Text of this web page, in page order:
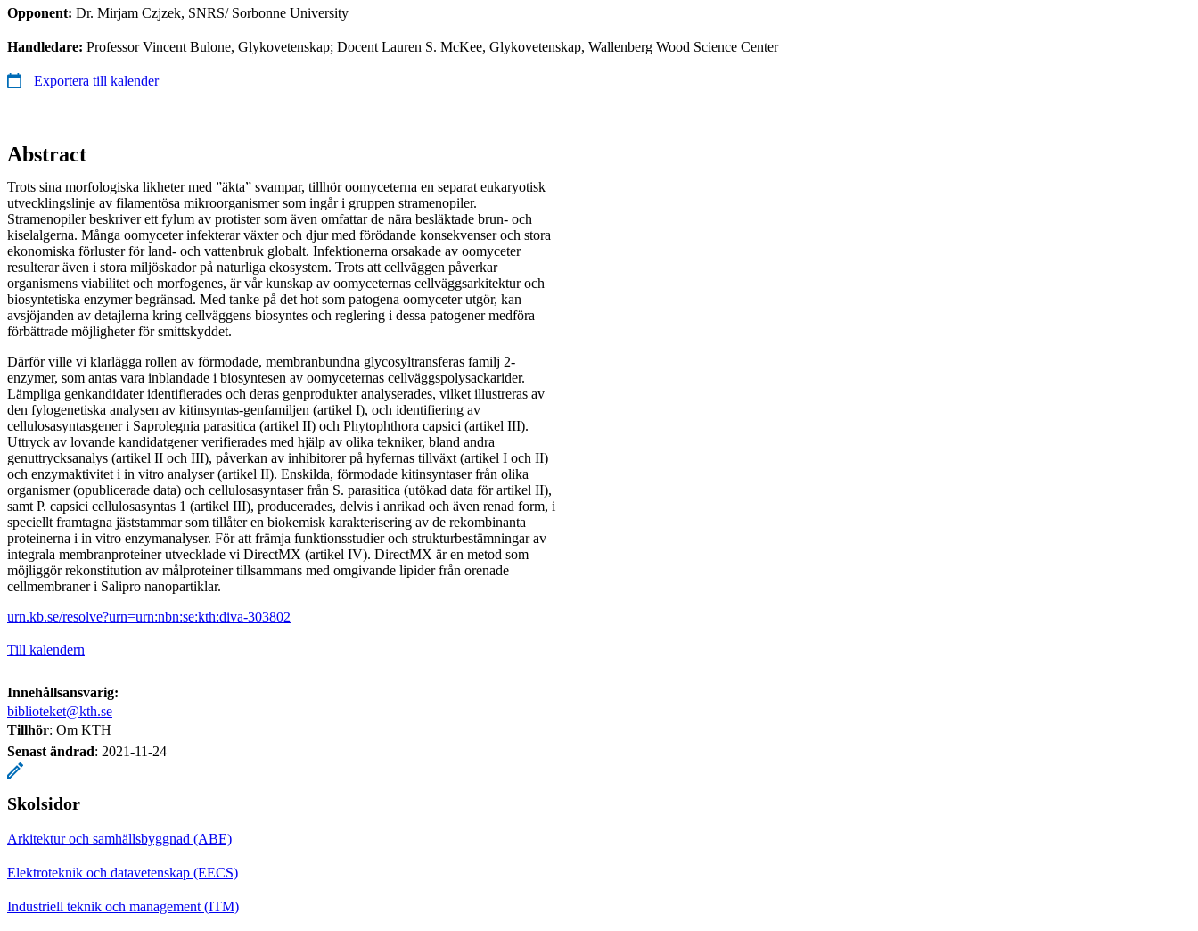
Opponent: Dr. Mirjam Czjzek, SNRS/ Sorbonne University
Handledare: Professor Vincent Bulone, Glykovetenskap; Docent Lauren S. McKee, Glykovetenskap, Wallenberg Wood Science Center
Exportera till kalender
Abstract
Trots sina morfologiska likheter med ”äkta” svampar, tillhör oomyceterna en separat eukaryotisk
utvecklingslinje av filamentösa mikroorganismer som ingår i gruppen stramenopiler.
Stramenopiler beskriver ett fylum av protister som även omfattar de nära besläktade brun- och
kiselalgerna. Många oomyceter infekterar växter och djur med förödande konsekvenser och stora
ekonomiska förluster för land- och vattenbruk globalt. Infek­tionerna orsakade av oomyceter
resulterar även i stora miljöskador på naturliga ekosystem. Trots att cellväggen påverkar
organismens viabilitet och morfogenes, är vår kunskap av oomyceternas cellväggsarkitektur och
biosyntetiska enzymer begränsad. Med tanke på det hot som patogena oomyceter utgör, kan
avsjöjanden av detajlerna kring cellväggens bio­syntes och reglering i dessa patogener medföra
förbättrade möjligheter för smittskyddet.
Därför ville vi klarlägga rollen av förmodade, membranbundna glyco­syltransferas familj 2-
enzymer, som antas vara inblandade i biosyntesen av oomyceternas cellväggspolysackarider.
Lämpliga genkandidater identi­fierades och deras genprodukter analyserades, vilket illustreras av
den fylogenetiska analysen av kitinsyntas-genfamiljen (artikel I), och identi­fiering av
cellulosasyntasgener i Saprolegnia parasitica (artikel II) och Phytophthora capsici (artikel III).
Uttryck av lovande kandidatgener verifierades med hjälp av olika tekniker, bland andra
genuttrycksanalys (artikel II och III), påverkan av inhibitorer på hyfernas tillväxt (artikel I och II)
och enzymaktivitet i in vitro analyser (artikel II). Enskilda, för­modade kitinsyntaser från olika
organismer (opublicerade data) och cellu­losasyntaser från S. parasitica (utökad data för artikel II),
samt P. capsici cellulosasyntas 1 (artikel III), producerades, delvis i anrikad och även renad form, i
speciellt framtagna jäststammar som tillåter en biokemisk karakterisering av de rekombinanta
proteinerna i in vitro enzymanalyser. För att främja funktionsstudier och strukturbestämningar av
integrala membranproteiner utvecklade vi DirectMX (artikel IV). DirectMX är en metod som
möjliggör rekonstitution av målproteiner tillsammans med omgivande lipider från orenade
cellmembraner i Salipro nanopartiklar.
urn.kb.se/resolve?urn=urn:nbn:se:kth:diva-303802
Till kalendern
Innehållsansvarig:
biblioteket@kth.se
Tillhör: Om KTH
Senast ändrad: 2021-11-24
Skolsidor
Arkitektur och samhällsbyggnad (ABE)
Elektroteknik och datavetenskap (EECS)
Industriell teknik och management (ITM)